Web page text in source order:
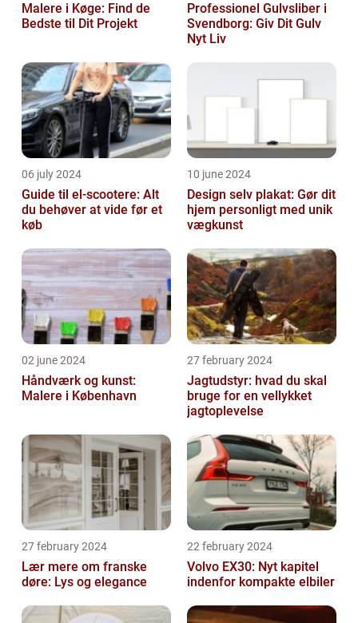
Malere i Køge: Find de
Bedste til Dit Projekt
Professionel Gulvsliber i
Svendborg: Giv Dit Gulv
Nyt Liv
06 july 2024
Guide til el-scootere: Alt
du behøver at vide før et
køb
10 june 2024
Design selv plakat: Gør dit
hjem personligt med unik
vægkunst
02 june 2024
Håndværk og kunst:
Malere i København
27 february 2024
Jagtudstyr: hvad du skal
bruge for en vellykket
jagtoplevelse
27 february 2024
Lær mere om franske
døre: Lys og elegance
22 february 2024
Volvo EX30: Nyt kapitel
indenfor kompakte elbiler